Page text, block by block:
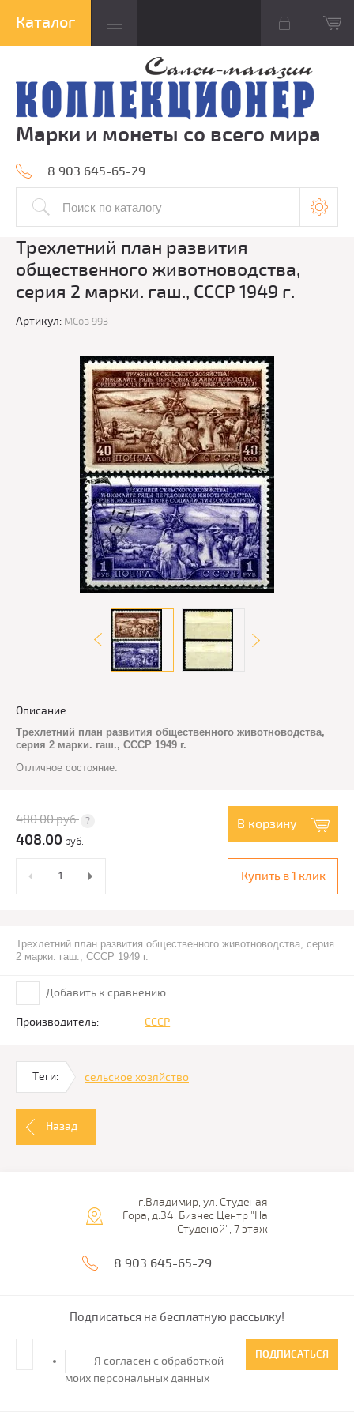
Марки и монеты со всего мира
8 903 645-65-29
Трехлетний план развития
общественного животноводства,
серия 2 марки. гаш., СССР 1949 г.
Артикул: МСов 993
Описание
Трехлетний план развития общественного животноводства,
серия 2 марки. гаш., СССР 1949 г.
Отличное состояние.
480.00руб.
408.00 руб.
В корзину
Купить в 1 клик
Трехлетний план развития общественного животноводства, серия
2 марки. гаш., СССР 1949 г.
Добавить к сравнению
Производитель: СССР
Теги: сельское хозяйство
Назад
г.Владимир, ул. Студёная
Гора, д.34, Бизнес Центр "На
Студёной", 7 этаж
8 903 645-65-29
Подписаться на бесплатную рассылку!
Я согласен с обработкой
моих персональных данных
ПОДПИСАТЬСЯ